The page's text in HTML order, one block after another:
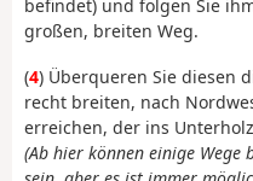
befindet) und folgen Sie
großen, breiten Weg.
(4) Überqueren Sie diesen
recht breiten, nach
erreichen, der ins
(Ab hier können einige Wege